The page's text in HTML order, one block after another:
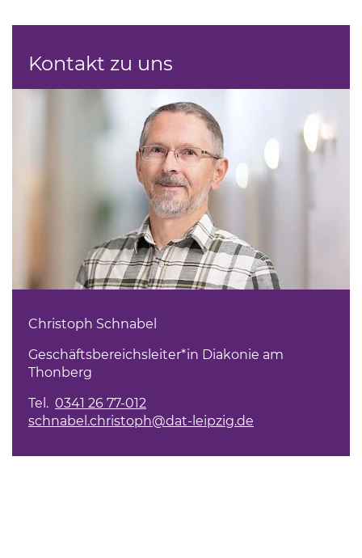
Kontakt zu uns
Christoph Schnabel
Geschäftsbereichsleiter*in Diakonie am
Thonberg
Tel. 0341 26 77-012
schnabel.christoph@dat-leipzig.de